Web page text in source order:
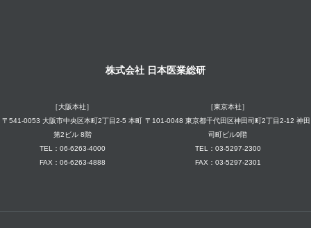
株式会社 日本医業総研
［大阪本社］
〒541-0053 大阪市中央区本町2丁目2-5 本町
第2ビル 8階
TEL：06-6263-4000
FAX：06-6263-4888
［東京本社］
〒101-0048 東京都千代田区神田司町2丁目2-12 神田
司町ビル9階
TEL：03-5297-2300
FAX：03-5297-2301